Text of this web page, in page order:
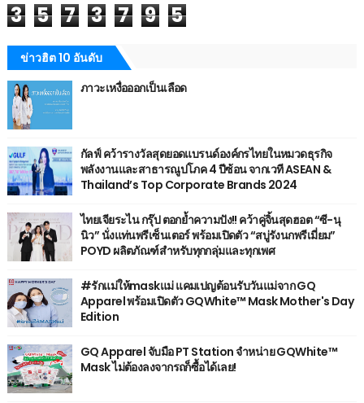
3 5 7 3 7 9 5
ข่าวฮิต 10 อันดับ
ภาวะเหงื่อออกเป็นเลือด
กัลฟ์ คว้ารางวัลสุดยอดแบรนด์องค์กรไทยในหมวดธุรกิจ
พลังงานและสาธารณูปโภค 4 ปีซ้อน จากเวที ASEAN &
Thailand’s Top Corporate Brands 2024
ไทยเจียระไน กรุ๊ป ตอกย้ำความปัง!! คว้าคู่จิ้นสุดฮอต “ซี-นุ
นิว” นั่งแท่นพรีเซ็นเตอร์ พร้อมเปิดตัว “สบู่รังนกพรีเมี่ยม”
POYD ผลิตภัณฑ์สำหรับทุกกลุ่มและทุกเพศ
#รักแม่ให้maskแม่ แคมเปญต้อนรับวันแม่จาก GQ
Apparel พร้อมเปิดตัว GQWhite™ Mask Mother's Day
Edition
GQ Apparel จับมือ PT Station จำหน่าย GQWhite™
Mask ไม่ต้องลงจากรถก็ซื้อได้เลย!